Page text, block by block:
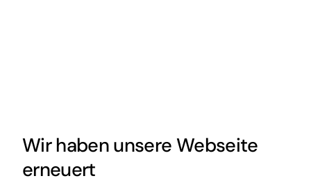
Wir haben unsere Webseite
erneuert